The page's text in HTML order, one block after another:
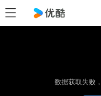
数据获取失败